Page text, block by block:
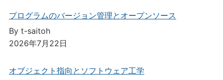
プログラムのバージョン管理とオープンソース
By t-saitoh
2026年7月22日
オブジェクト指向とソフトウェア工学